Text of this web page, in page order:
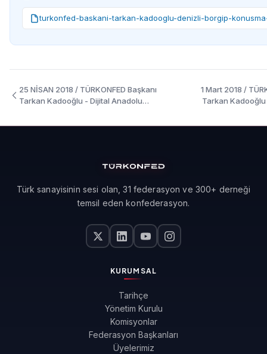
turkonfed-baskani-tarkan-kadooglu-denizli-borgip-
25 NİSAN 2018 / TÜRKONFED Başkanı
Tarkan Kadooğlu - Dijital Anadolu
1 Mart 2018 /
Tarkan
Türk sanayisinin sesi olan, 31 federasyon ve 300+ derneği
temsil eden konfederasyon.
KURUMSAL
Tarihçe
Yönetim Kurulu
Komisyonlar
Federasyon Başkanları
Üyelerimiz